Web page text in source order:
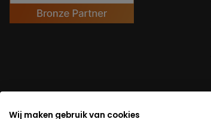
Wij maken gebruik van cookies